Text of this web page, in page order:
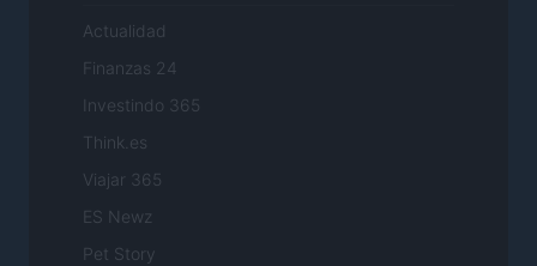
Actualidad
Finanzas 24
Investindo 365
Think.es
Viajar 365
ES Newz
Pet Story